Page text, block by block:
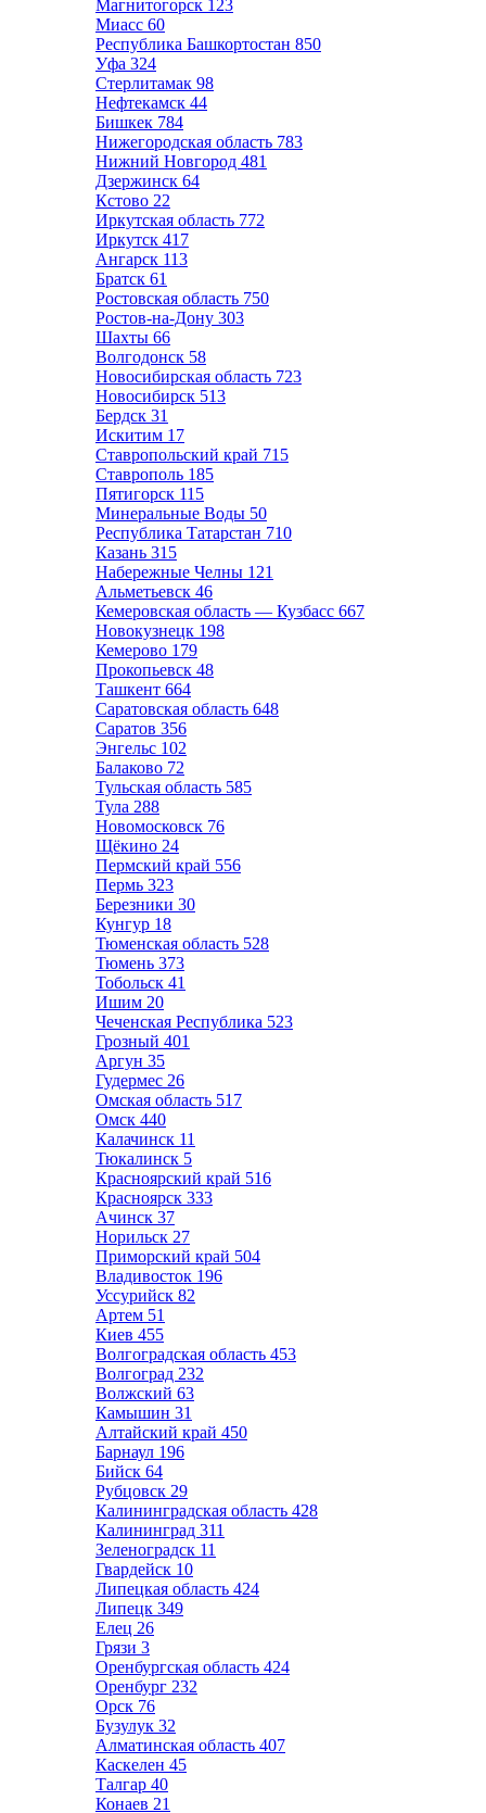
Магнитогорск 123
Миасс 60
Республика Башкортостан 850
Уфа 324
Стерлитамак 98
Нефтекамск 44
Бишкек 784
Нижегородская область 783
Нижний Новгород 481
Дзержинск 64
Кстово 22
Иркутская область 772
Иркутск 417
Ангарск 113
Братск 61
Ростовская область 750
Ростов-на-Дону 303
Шахты 66
Волгодонск 58
Новосибирская область 723
Новосибирск 513
Бердск 31
Искитим 17
Ставропольский край 715
Ставрополь 185
Пятигорск 115
Минеральные Воды 50
Республика Татарстан 710
Казань 315
Набережные Челны 121
Альметьевск 46
Кемеровская область — Кузбасс 667
Новокузнецк 198
Кемерово 179
Прокопьевск 48
Ташкент 664
Саратовская область 648
Саратов 356
Энгельс 102
Балаково 72
Тульская область 585
Тула 288
Новомосковск 76
Щёкино 24
Пермский край 556
Пермь 323
Березники 30
Кунгур 18
Тюменская область 528
Тюмень 373
Тобольск 41
Ишим 20
Чеченская Республика 523
Грозный 401
Аргун 35
Гудермес 26
Омская область 517
Омск 440
Калачинск 11
Тюкалинск 5
Красноярский край 516
Красноярск 333
Ачинск 37
Норильск 27
Приморский край 504
Владивосток 196
Уссурийск 82
Артем 51
Киев 455
Волгоградская область 453
Волгоград 232
Волжский 63
Камышин 31
Алтайский край 450
Барнаул 196
Бийск 64
Рубцовск 29
Калининградская область 428
Калининград 311
Зеленоградск 11
Гвардейск 10
Липецкая область 424
Липецк 349
Елец 26
Грязи 3
Оренбургская область 424
Оренбург 232
Орск 76
Бузулук 32
Алматинская область 407
Каскелен 45
Талгар 40
Конаев 21